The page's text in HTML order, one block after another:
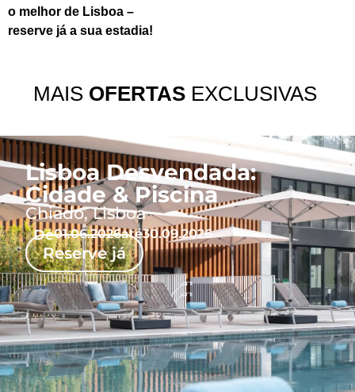
o melhor de Lisboa –
reserve já a sua estadia!
MAIS OFERTASEXCLUSIVAS
Lisboa Desvendada:
Cidade & Piscina
Chiado, Lisboa
Reserve já
De01.06.2026até30.09.2026